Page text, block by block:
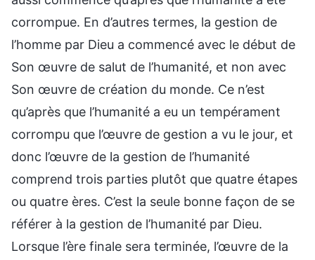
corrompue. En d’autres termes, la gestion de
l’homme par Dieu a commencé avec le début de
Son œuvre de salut de l’humanité, et non avec
Son œuvre de création du monde. Ce n’est
qu’après que l’humanité a eu un tempérament
corrompu que l’œuvre de gestion a vu le jour, et
donc l’œuvre de la gestion de l’humanité
comprend trois parties plutôt que quatre étapes
ou quatre ères. C’est la seule bonne façon de se
référer à la gestion de l’humanité par Dieu.
Lorsque l’ère finale sera terminée, l’œuvre de la